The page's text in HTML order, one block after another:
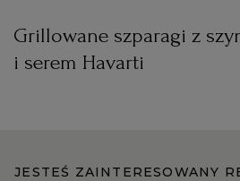
Grillowane szparagi z
i serem Havarti
JESTEŚ ZAINTERESOWANY